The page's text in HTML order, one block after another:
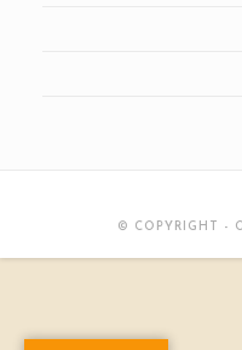
© COPYRIGHT -